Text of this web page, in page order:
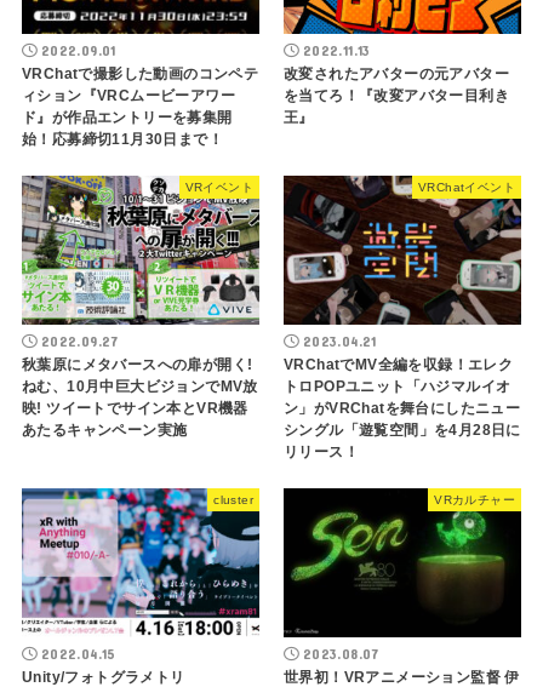
2022.09.01
VRChatで撮影した動画のコンペテ
ィション『VRCムービーアワー
ド』が作品エントリーを募集開
始！応募締切11月30日まで！
2022.11.13
改変されたアバターの元アバター
を当てろ！『改変アバター目利き
王』
VRイベント
2022.09.27
秋葉原にメタバースへの扉が開く!
ねむ、10月中巨大ビジョンでMV放
映! ツイートでサイン本とVR機器
あたるキャンペーン実施
VRChatイベント
2023.04.21
VRChatでMV全編を収録！エレク
トロPOPユニット「ハジマルイオ
ン」がVRChatを舞台にしたニュー
シングル「遊覧空間」を4月28日に
リリース！
cluster
2022.04.15
Unity/フォトグラメトリ
VRカルチャー
2023.08.07
世界初！VRアニメーション監督 伊